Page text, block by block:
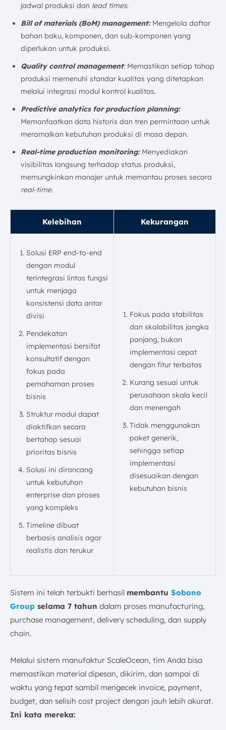
jadwal produksi dan lead times.
Bill of materials (BoM) management: Mengelola daftar
bahan baku, komponen, dan sub-komponen yang
diperlukan untuk produksi.
Quality control management: Memastikan setiap tahap
produksi memenuhi standar kualitas yang ditetapkan
melalui integrasi modul kontrol kualitas.
Predictive analytics for production planning:
Memanfaatkan data historis dan tren permintaan untuk
meramalkan kebutuhan produksi di masa depan.
Real-time production monitoring: Menyediakan
visibilitas langsung terhadap status produksi,
memungkinkan manajer untuk memantau proses secara
real-time.
Kelebihan Kekurangan
Solusi ERP end-to-end
dengan modul
terintegrasi lintas fungsi
untuk menjaga
konsistensi data antar
divisi
Pendekatan
implementasi bersifat
konsultatif dengan
fokus pada
pemahaman proses
bisnis
Struktur modul dapat
diaktifkan secara
bertahap sesuai
prioritas bisnis
Solusi ini dirancang
untuk kebutuhan
enterprise dan proses
yang kompleks
Timeline dibuat
berbasis analisis agar
realistis dan terukur
Fokus pada stabilitas
dan skalabilitas jangka
panjang, bukan
implementasi cepat
dengan fitur terbatas
Kurang sesuai untuk
perusahaan skala kecil
dan menengah
Tidak menggunakan
paket generik,
sehingga setiap
implementasi
disesuaikan dengan
kebutuhan bisnis
Sistem ini telah terbukti berhasil membantu Sobono
Group selama 7 tahun dalam proses manufacturing,
purchase management, delivery scheduling, dan supply
chain.
Melalui sistem manufaktur ScaleOcean, tim Anda bisa
memastikan material dipesan, dikirim, dan sampai di
waktu yang tepat sambil mengecek invoice, payment,
budget, dan selisih cost project dengan jauh lebih akurat.
Ini kata mereka: